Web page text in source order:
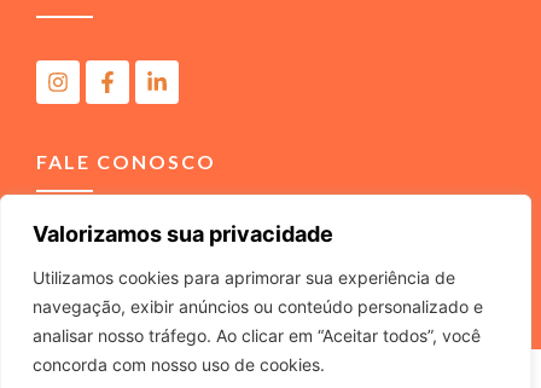
Valorizamos sua privacidade
Utilizamos cookies para aprimorar sua experiência de
navegação, exibir anúncios ou conteúdo personalizado e
analisar nosso tráfego. Ao clicar em “Aceitar todos”, você
concorda com nosso uso de cookies.
FALE CONOSCO
(11) 4040-3666 contato@m2comunicacao.com.br
M2 COMUNICACAO JURIDICA LTDA – ME – CNPJ